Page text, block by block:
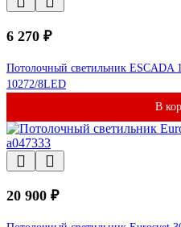
6 270 ₽
Потолочный светильник ESCADA
10272/8LED
В
20 900 ₽